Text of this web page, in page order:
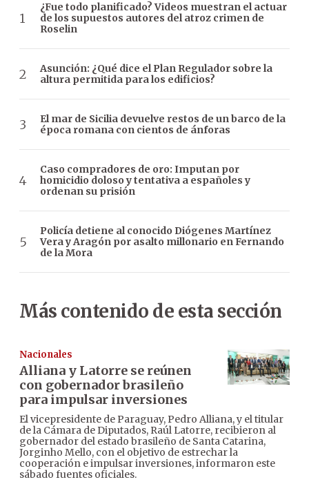
¿Fue todo planificado? Videos muestran el actuar
de los supuestos autores del atroz crimen de
Roselin
Asunción: ¿Qué dice el Plan Regulador sobre la
altura permitida para los edificios?
El mar de Sicilia devuelve restos de un barco de la
época romana con cientos de ánforas
Caso compradores de oro: Imputan por
homicidio doloso y tentativa a españoles y
ordenan su prisión
Policía detiene al conocido Diógenes Martínez
Vera y Aragón por asalto millonario en Fernando
de la Mora
Más contenido de esta sección
Nacionales
Alliana y Latorre se reúnen
con gobernador brasileño
para impulsar inversiones
El vicepresidente de Paraguay, Pedro Alliana, y el titular
de la Cámara de Diputados, Raúl Latorre, recibieron al
gobernador del estado brasileño de Santa Catarina,
Jorginho Mello, con el objetivo de estrechar la
cooperación e impulsar inversiones, informaron este
sábado fuentes oficiales.